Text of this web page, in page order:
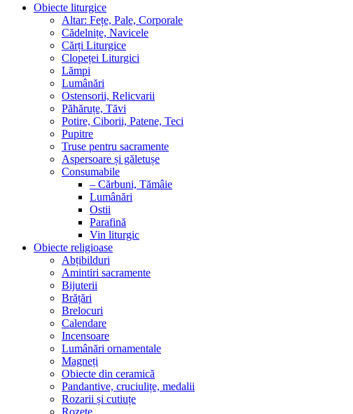
Obiecte liturgice
Altar: Fețe, Pale, Corporale
Cădelnițe, Navicele
Cărți Liturgice
Clopeței Liturgici
Lămpi
Lumânări
Ostensorii, Relicvarii
Păhăruțe, Tăvi
Potire, Ciborii, Patene, Teci
Pupitre
Truse pentru sacramente
Aspersoare și găletușe
Consumabile
– Cărbuni, Tămâie
Lumânări
Ostii
Parafină
Vin liturgic
Obiecte religioase
Abțibilduri
Amintiri sacramente
Bijuterii
Brățări
Brelocuri
Calendare
Incensoare
Lumânări ornamentale
Magneți
Obiecte din ceramică
Pandantive, cruciulițe, medalii
Rozarii și cutiuțe
Rozete